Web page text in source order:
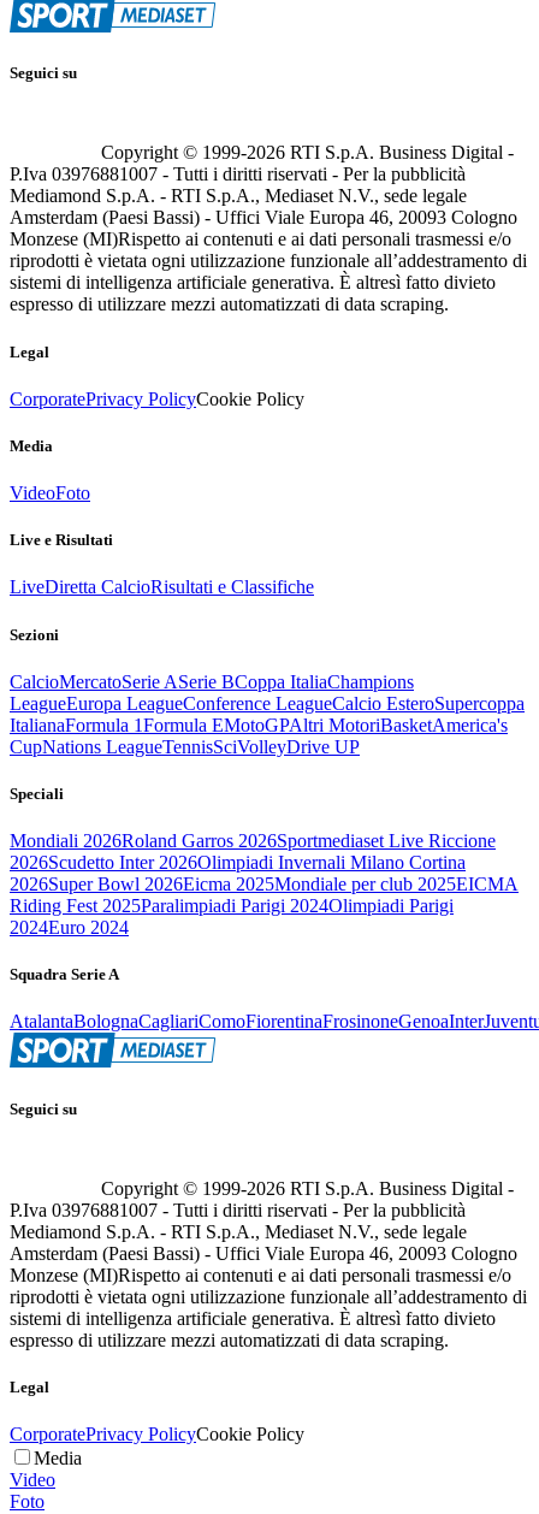
Seguici su
Copyright © 1999-2026 RTI S.p.A. Business Digital -
P.Iva 03976881007 - Tutti i diritti riservati - Per la pubblicità
Mediamond S.p.A. - RTI S.p.A., Mediaset N.V., sede legale
Amsterdam (Paesi Bassi) - Uffici Viale Europa 46, 20093 Cologno
Monzese (MI)Rispetto ai contenuti e ai dati personali trasmessi e/o
riprodotti è vietata ogni utilizzazione funzionale all’addestramento di
sistemi di intelligenza artificiale generativa. È altresì fatto divieto
espresso di utilizzare mezzi automatizzati di data scraping.
Legal
CorporatePrivacy PolicyCookie Policy
Media
VideoFoto
Live e Risultati
LiveDiretta CalcioRisultati e Classifiche
Sezioni
CalcioMercatoSerie ASerie BCoppa ItaliaChampions
LeagueEuropa LeagueConference LeagueCalcio EsteroSupercoppa
ItalianaFormula 1Formula EMotoGPAltri MotoriBasketAmerica's
CupNations LeagueTennisSciVolleyDrive UP
Speciali
Mondiali 2026Roland Garros 2026Sportmediaset Live Riccione
2026Scudetto Inter 2026Olimpiadi Invernali Milano Cortina
2026Super Bowl 2026Eicma 2025Mondiale per club 2025EICMA
Riding Fest 2025Paralimpiadi Parigi 2024Olimpiadi Parigi
2024Euro 2024
Squadra Serie A
AtalantaBolognaCagliariComoFiorentinaFrosinoneGenoaInter
Seguici su
Copyright © 1999-2026 RTI S.p.A. Business Digital -
P.Iva 03976881007 - Tutti i diritti riservati - Per la pubblicità
Mediamond S.p.A. - RTI S.p.A., Mediaset N.V., sede legale
Amsterdam (Paesi Bassi) - Uffici Viale Europa 46, 20093 Cologno
Monzese (MI)Rispetto ai contenuti e ai dati personali trasmessi e/o
riprodotti è vietata ogni utilizzazione funzionale all’addestramento di
sistemi di intelligenza artificiale generativa. È altresì fatto divieto
espresso di utilizzare mezzi automatizzati di data scraping.
Legal
CorporatePrivacy PolicyCookie Policy
Media
Video
Foto